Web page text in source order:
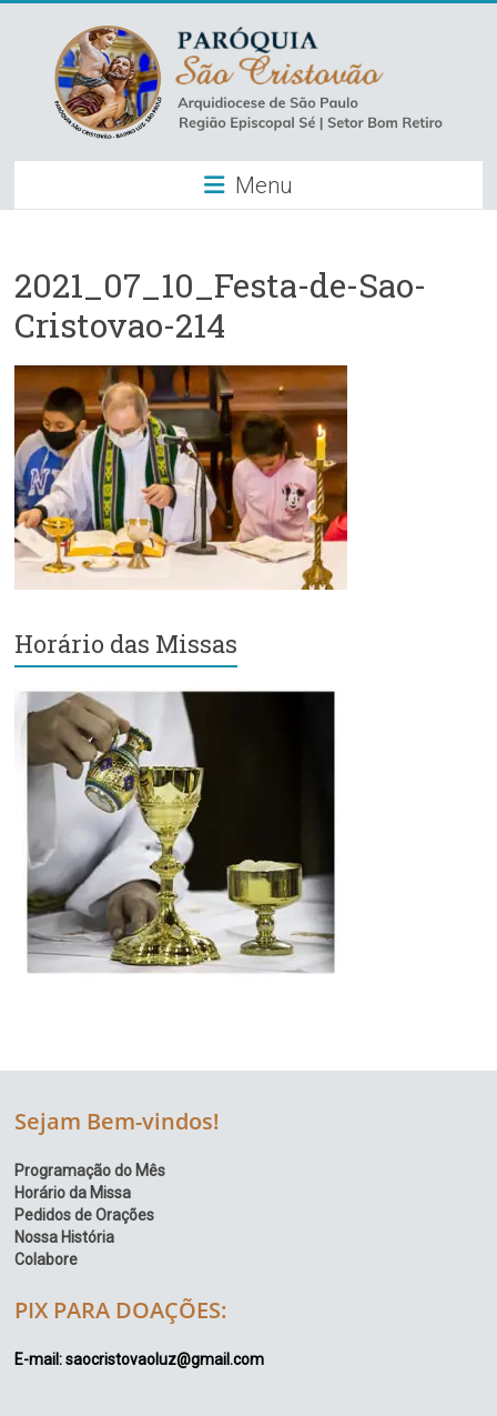
content
Paróquia
São
–
Luz
Arquidiocese
de
São
Paulo
–
Região
Episcopal
Sé
–
Bom
Retiro
Menu
2021_07_10_Festa-de-Sao-
Cristovao-214
Horário das Missas
Sejam Bem-vindos!
Programação do Mês
Horário da Missa
Pedidos de Orações
Nossa História
Colabore
PIX PARA DOAÇÕES:
E-mail: saocristovaoluz@gmail.com